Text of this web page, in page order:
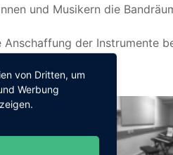
und Musikern die
der Instrumente
von Dritten, um
Werbung